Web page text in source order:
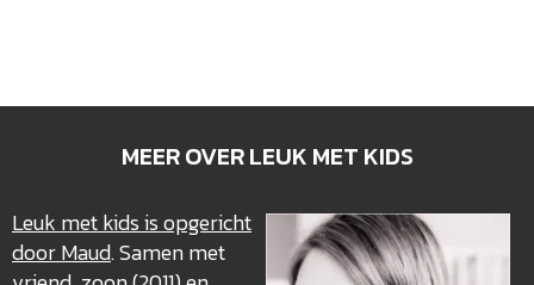
MEER OVER LEUK MET KIDS
Leuk met kids is opgericht
door Maud. Samen met